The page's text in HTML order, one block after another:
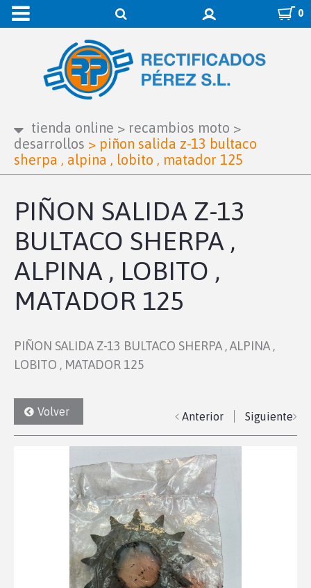
0
tienda online > recambios moto >
desarrollos > piñon salida z-13 bultaco
sherpa , alpina , lobito , matador 125
PIÑON SALIDA Z-13
BULTACO SHERPA ,
ALPINA , LOBITO ,
MATADOR 125
PIÑON SALIDA Z-13 BULTACO SHERPA , ALPINA ,
LOBITO , MATADOR 125
Volver Anterior Siguiente